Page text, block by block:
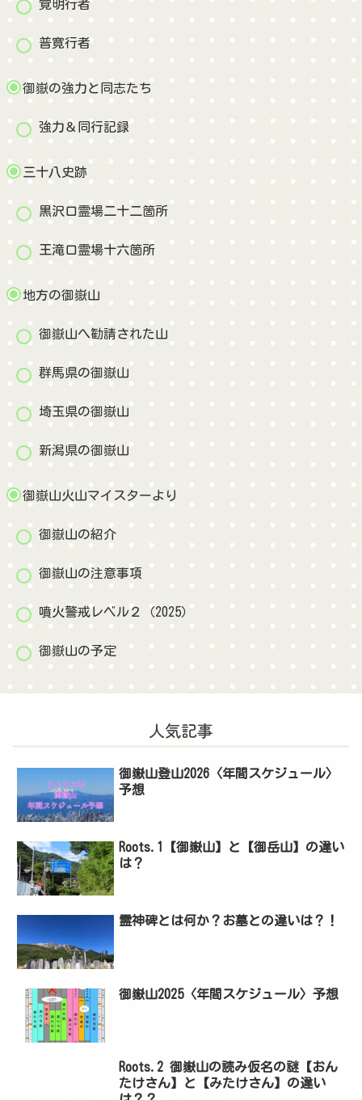
覚明行者
普寛行者
御嶽の強力と同志たち
強力＆同行記録
三十八史跡
黒沢口霊場二十二箇所
王滝口霊場十六箇所
地方の御嶽山
御嶽山へ勧請された山
群馬県の御嶽山
埼玉県の御嶽山
新潟県の御嶽山
御嶽山火山マイスターより
御嶽山の紹介
御嶽山の注意事項
噴火警戒レベル２（2025）
御嶽山の予定
人気記事
御嶽山登山2026〈年間スケジュール〉
予想
Roots.1【御嶽山】と【御岳山】の違い
は？
霊神碑とは何か？お墓との違いは？！
御嶽山2025〈年間スケジュール〉予想
Roots.2 御嶽山の読み仮名の謎【おん
たけさん】と【みたけさん】の違い